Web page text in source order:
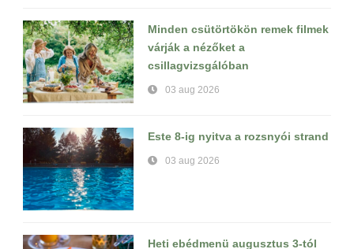
Minden csütörtökön remek filmek
várják a nézőket a
csillagvizsgálóban
03 aug 2026
Este 8-ig nyitva a rozsnyói strand
03 aug 2026
Heti ebédmenü augusztus 3-tól